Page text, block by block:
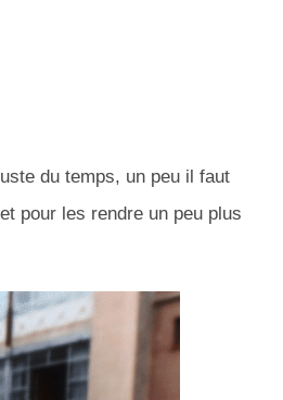
du temps, un peu il faut
pour les rendre un peu plus